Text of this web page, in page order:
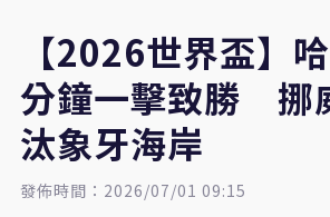
【2026世界盃】
分鐘一擊致勝 挪
汰象牙海岸
發佈時間：2026/07/01 09:15